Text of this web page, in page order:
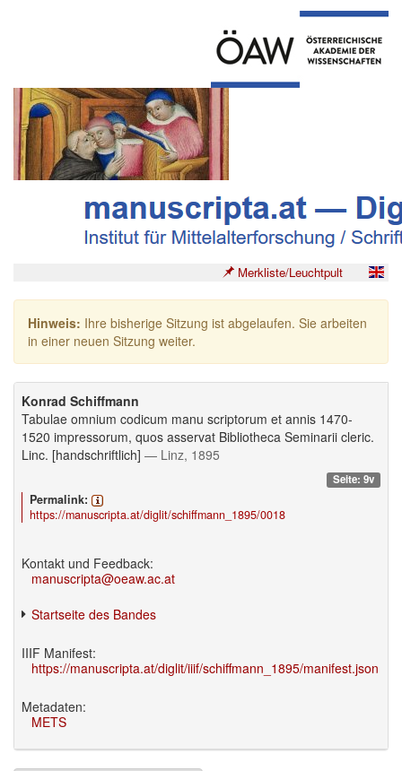
Merkliste/Leuchtpult
Hinweis: Ihre bisherige Sitzung ist abgelaufen. Sie arbeiten
in einer neuen Sitzung weiter.
Konrad Schiffmann
Tabulae omnium codicum manu scriptorum et annis 1470-
1520 impressorum, quos asservat Bibliotheca Seminarii cleric.
Linc. [handschriftlich] — Linz, 1895
Seite: 9v
Permalink:
https://manuscripta.at/diglit/schiffmann_1895/0018
Kontakt und Feedback:
manuscripta@oeaw.ac.at
Startseite des Bandes
IIIF Manifest:
https://manuscripta.at/diglit/iiif/schiffmann_1895/manifest.json
Metadaten:
METS